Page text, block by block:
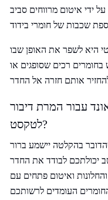
ידי איטום מרווחים סביב
היא לשפר את האופן שבו
בחומרים רכים שסופגים או
עבור המרת דיבור
לטקסט?
בהקלטה יישמע ברור
יכולתכם לבודד את החדר
ואיטום פתחים עם